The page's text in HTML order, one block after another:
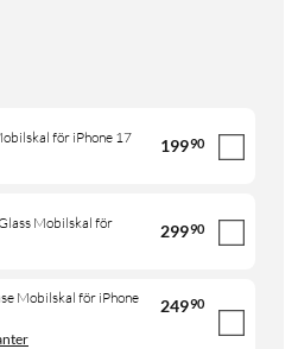
för iPhone 17
19990
Mobilskal för
29990
Mobilskal för iPhone
24990